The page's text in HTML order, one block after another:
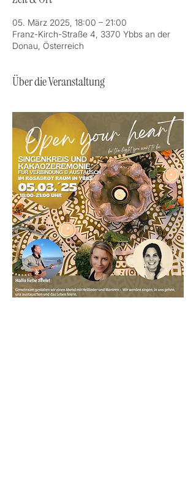
05. März 2025, 18:00 – 21:00
Franz-Kirch-Straße 4, 3370 Ybbs an der
Donau, Österreich
Über die Veranstaltung